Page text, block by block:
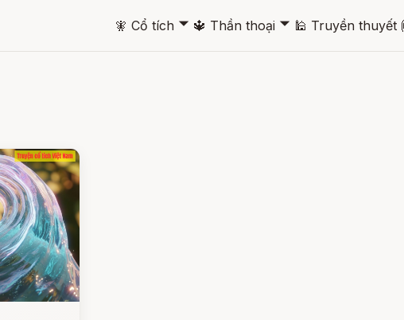
🧚 Cổ tích 🞃 🔱 Thần thoại 🞃 🕌 Truyền thuyết